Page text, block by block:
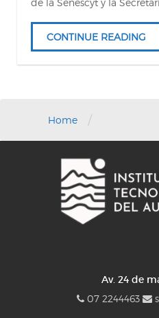
de la Senescyt y la
CONTINUE READING
Home /
Av. 24 de
07 2244463